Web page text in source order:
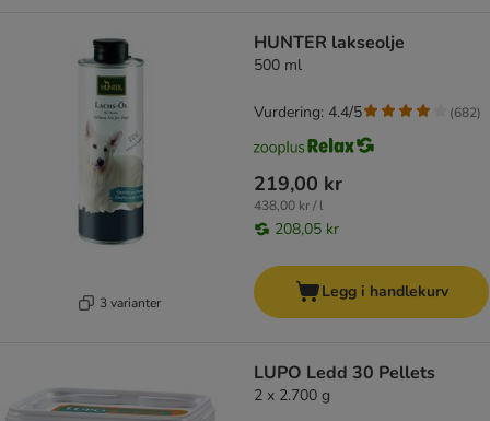
3 varianter
HUNTER lakseolje
500 ml
219,00 kr
438,00 kr / l
208,05 kr
Vurdering: 4.4/5 (682)
Legg i handlekurv
LUPO Ledd 30 Pellets
2 x 2.700 g